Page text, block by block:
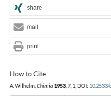
How to Cite
A. Wilhelm, Chimia 1953, 7, 1, DOI: 10.2533/
share
mail
print